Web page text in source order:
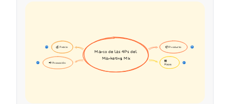
📦 Producto 16
💰 Precio
16
🏪
Plaza
17
📢 Promoción
17
Marco de las 4Ps del
Marketing Mix